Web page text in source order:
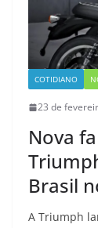
COTIDIANO
23 de
Nova
Brasil
A Triumph